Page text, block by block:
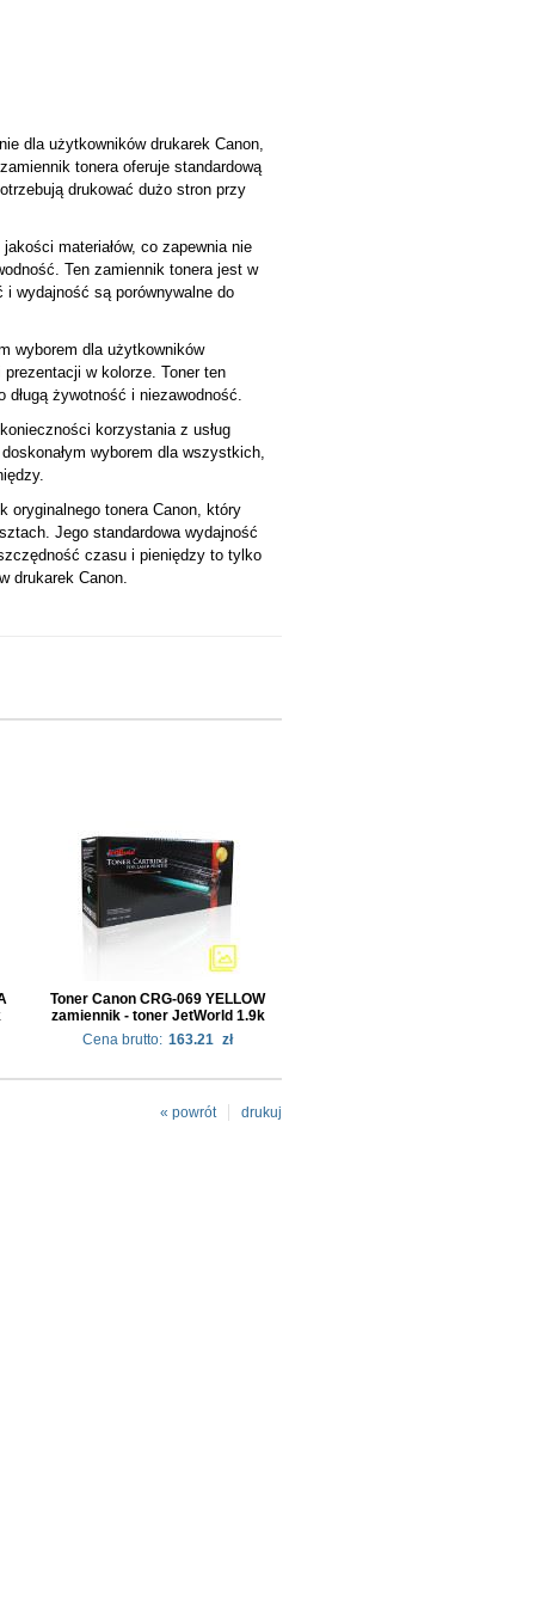
dla użytkowników drukarek Canon,
tonera oferuje standardową
drukować dużo stron przy
materiałów, co zapewnia nie
Ten zamiennik tonera jest w
wydajność są porównywalne do
wyborem dla użytkowników
w kolorze. Toner ten
żywotność i niezawodność.
korzystania z usług
wyborem dla wszystkich,
oryginalnego tonera Canon, który
Jego standardowa wydajność
czasu i pieniędzy to tylko
drukarek Canon.
Toner Canon CRG-069 YELLOW
zamiennik - toner JetWorld 1.9k
Cena brutto: 163.21 zł
drukuj
« powrót